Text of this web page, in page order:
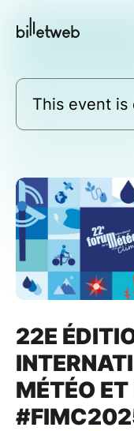
This event is
22E
MÉTÉO